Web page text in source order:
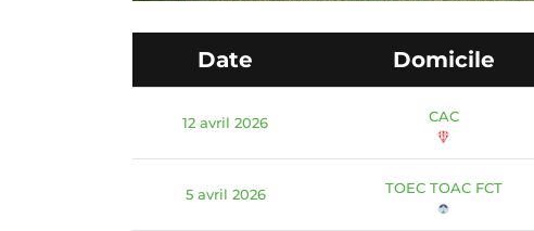
Date Domicile
12 avril 2026 CAC
5 avril 2026 TOEC TOAC FCT